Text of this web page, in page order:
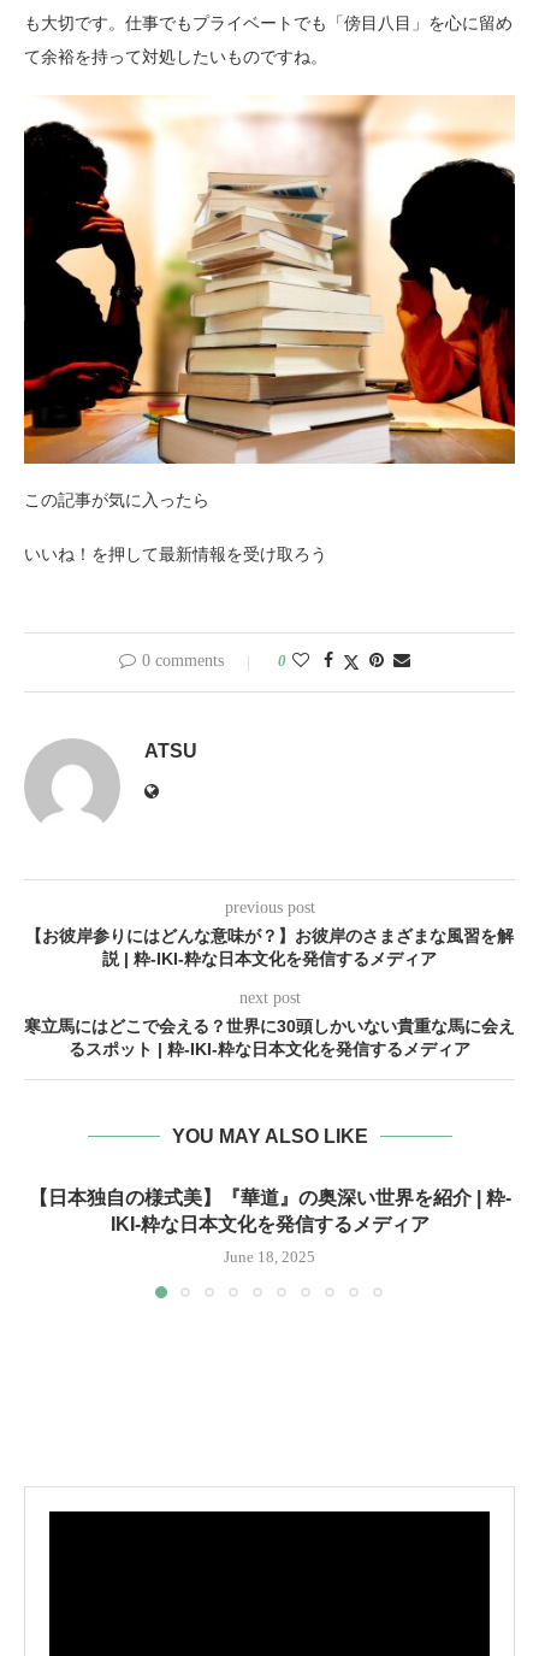
も大切です。仕事でもプライベートでも「傍目八目」を心に留め
て余裕を持って対処したいものですね。
この記事が気に入ったら
いいね！を押して最新情報を受け取ろう
0 comments 0
ATSU
previous post
【お彼岸参りにはどんな意味が？】お彼岸のさまざまな風習を解
説 | 粋-IKI-粋な日本文化を発信するメディア
next post
寒立馬にはどこで会える？世界に30頭しかいない貴重な馬に会え
るスポット | 粋-IKI-粋な日本文化を発信するメディア
YOU MAY ALSO LIKE
【日本独自の様式美】『華道』の奥深い世界を紹介 | 粋-
IKI-粋な日本文化を発信するメディア
June 18, 2025